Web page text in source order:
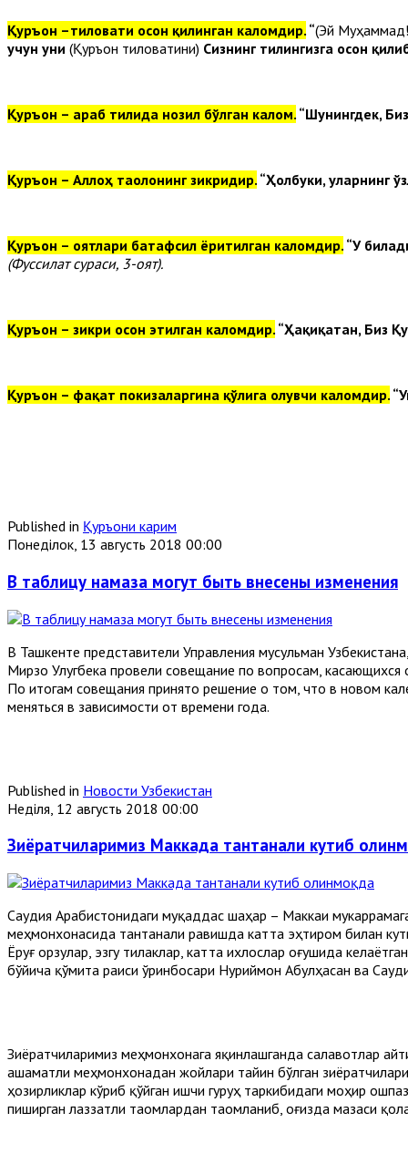
Қуръон –тиловати осон қилинган каломдир. “(Эй
учун уни (Қуръон тиловатини) Сизнинг тилингизга осон
Қуръон – араб тилида нозил бўлган калом. “Шунингдек,
Қуръон – Аллоҳ таолонинг зикридир. “Ҳолбуки, уларнинг
Қуръон – оятлари батафсил ёритилган каломдир. “У
(Фуссилат сураси, 3-оят).
Қуръон – зикри осон этилган каломдир. “Ҳақиқатан, Биз
Қуръон – фақат покизаларгина қўлига олувчи каломдир.
Published in Қуръони карим
Понеділок, 13 августь 2018 00:00
В таблицу намаза могут быть внесены изменения
В Ташкенте представители Управления мусульман
Мирзо Улугбека провели совещание по вопросам,
По итогам совещания принято решение о том, что в новом
меняться в зависимости от времени года.
Published in Новости Узбекистан
Неділя, 12 августь 2018 00:00
Зиёратчиларимиз Маккада тантанали кутиб
Саудия Арабистонидаги муқаддас шаҳар – Маккаи
меҳмонхонасида тантанали равишда катта эҳтиром билан
Ёруғ орзулар, эзгу тилаклар, катта ихлослар оғушида
бўйича қўмита раиси ўринбосари Нуриймон Абулҳасан ва
Зиёратчиларимиз меҳмонхонага яқинлашганда салавотлар
Ҳашаматли меҳмонхонадан жойлари тайин бўлган
ҳозирликлар кўриб қўйган ишчи гуруҳ таркибидаги моҳир
пиширган лаззатли таомлардан таомланиб, оғизда мазаси